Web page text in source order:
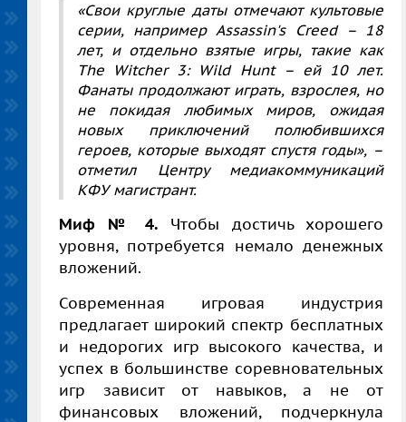
«Свои круглые даты отмечают культовые
серии, например Assassin's Creed– 18
лет, и отдельно взятые игры, такие как
The Witcher 3: Wild Hunt – ей 10 лет.
Фанаты продолжают играть, взрослея, но
не покидая любимых миров, ожидая
новых приключений полюбившихся
героев, которые выходят спустя годы», –
отметил Центру медиакоммуникаций
КФУ магистрант.
Миф № 4. Чтобы достичь хорошего
уровня, потребуется немало денежных
вложений.
Современная игровая индустрия
предлагает широкий спектр бесплатных
и недорогих игр высокого качества, и
успех в большинстве соревновательных
игр зависит от навыков, а не от
финансовых вложений, подчеркнула